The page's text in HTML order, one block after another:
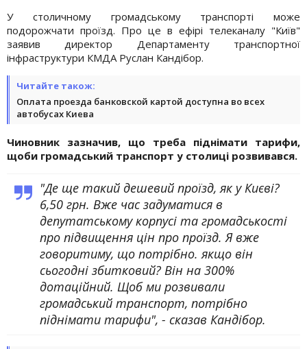
У столичному громадському транспорті може
подорожчати проїзд. Про це в ефірі телеканалу "Київ"
заявив директор Департаменту транспортної
інфраструктури КМДА Руслан Кандібор.
Читайте також:
Оплата проезда банковской картой доступна во всех
автобусах Киева
Чиновник зазначив, що треба піднімати тарифи,
щоби громадський транспорт у столиці розвивався.
"Де ще такий дешевий проїзд, як у Києві?
6,50 грн. Вже час задуматися в
депутатському корпусі та громадськості
про підвищення цін про проїзд. Я вже
говоритиму, що потрібно. якщо він
сьогодні збитковий? Він на 300%
дотаційний. Щоб ми розвивали
громадський транспорт, потрібно
піднімати тарифи", - сказав Кандібор.